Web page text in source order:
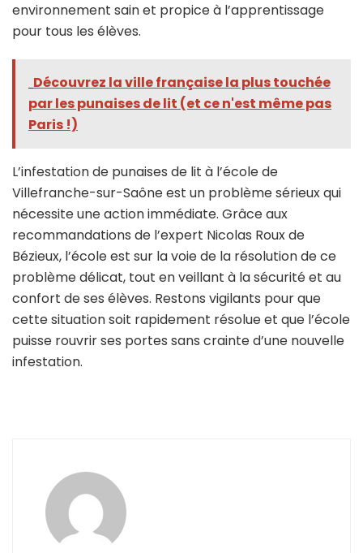
environnement sain et propice à l’apprentissage
pour tous les élèves.
Découvrez la ville française la plus touchée
par les punaises de lit (et ce n'est même pas
Paris !)
L’infestation de punaises de lit à l’école de
Villefranche-sur-Saône est un problème sérieux qui
nécessite une action immédiate. Grâce aux
recommandations de l’expert Nicolas Roux de
Bézieux, l’école est sur la voie de la résolution de ce
problème délicat, tout en veillant à la sécurité et au
confort de ses élèves. Restons vigilants pour que
cette situation soit rapidement résolue et que l’école
puisse rouvrir ses portes sans crainte d’une nouvelle
infestation.